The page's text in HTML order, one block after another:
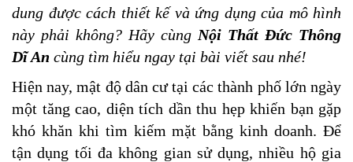
dung được cách thiết kế và ứng dụng của mô hình
này phải không? Hãy cùng Nội Thất Đức Thông
Dĩ An cùng tìm hiểu ngay tại bài viết sau nhé!
Hiện nay, mật độ dân cư tại các thành phố lớn ngày
một tăng cao, diện tích dần thu hẹp khiến bạn gặp
khó khăn khi tìm kiếm mặt bằng kinh doanh. Để
tận dụng tối đa không gian sử dụng, nhiều hộ gia